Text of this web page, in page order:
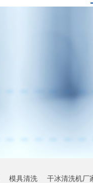
模具清洗 干冰清洗机厂